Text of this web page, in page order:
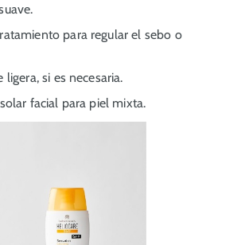
para regular el sebo o
ligera, si es necesaria.
facial para piel mixta.